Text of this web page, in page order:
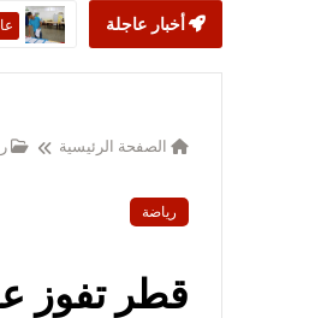
أخبار عاجلة
الصفحة الرئيسية
رياضة
قطر تفوز